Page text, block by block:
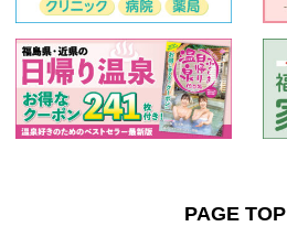
PAGE TOP